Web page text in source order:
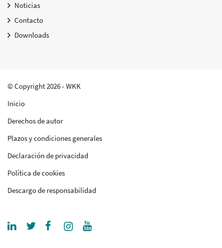
Noticias
Contacto
Downloads
© Copyright 2026 - WKK
Inicio
Derechos de autor
Plazos y condiciones generales
Declaración de privacidad
Política de cookies
Descargo de responsabilidad